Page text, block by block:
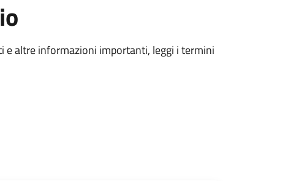
e altre informazioni importanti, leggi i termini